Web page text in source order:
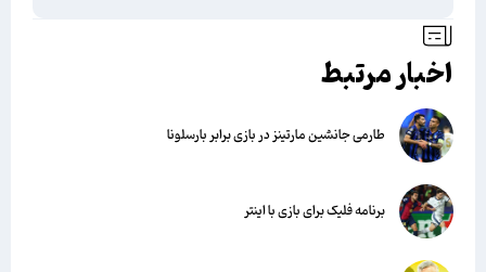
اخبار مرتبط
طارمی جانشین مارتینز در بازی برابر بارسلونا
برنامه فلیک برای بازی با اینتر